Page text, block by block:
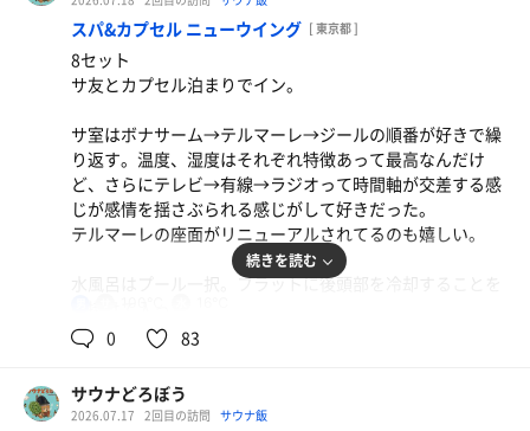
生ビール
麦茶
麦茶
スパ&カプセル ニューウイング [ 東京都 ]
8セット
サ友とカプセル泊まりでイン。
サ室はボナサーム→テルマーレ→ジールの順番が好きで繰
り返す。温度、湿度はそれぞれ特徴あって最高なんだけ
ど、さらにテレビ→有線→ラジオって時間軸が交差する感
じが感情を揺さぶられる感じがして好きだった。
テルマーレの座面がリニューアルされてるのも嬉しい。
水風呂はプール一択。フラットに後頭部を冷却することを
加減が気持ち良い。リニューアルされた赤椅子にも座れた
✨
続きを読む
0 83
サウナどろぼう
2026.07.17 2回目の訪問 サウナ飯